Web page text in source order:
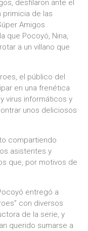
desfilaron ante el
primicia de las
Amigos
que Pocoyó, Nina,
a un villano que
el público del
en una frenética
virus informáticos y
unos deliciosos
compartiendo
asistentes y
que, por motivos de
entregó a
con diversos
de la serie, y
querido sumarse a